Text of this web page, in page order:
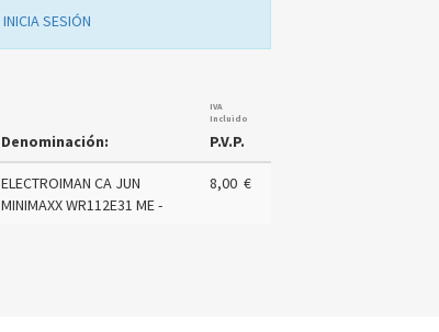
INICIA SESIÓN
Denominación:
IVA
Incluido
P.V.P.
ELECTROIMAN CA JUN
MINIMAXX WR112E31 ME -
8,00 €